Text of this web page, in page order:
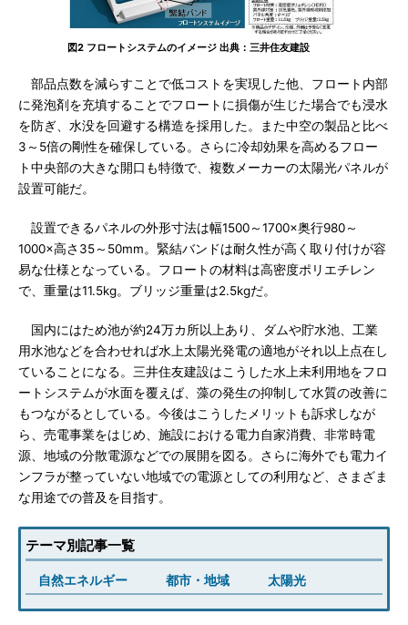
図2 フロートシステムのイメージ 出典：三井住友建設
部品点数を減らすことで低コストを実現した他、フロート内部
に発泡剤を充填することでフロートに損傷が生じた場合でも浸水
を防ぎ、水没を回避する構造を採用した。また中空の製品と比べ
3～5倍の剛性を確保している。さらに冷却効果を高めるフロー
ト中央部の大きな開口も特徴で、複数メーカーの太陽光パネルが
設置可能だ。
設置できるパネルの外形寸法は幅1500～1700×奥行980～
1000×高さ35～50mm。緊結バンドは耐久性が高く取り付けが容
易な仕様となっている。フロートの材料は高密度ポリエチレン
で、重量は11.5kg。ブリッジ重量は2.5kgだ。
国内にはため池が約24万カ所以上あり、ダムや貯水池、工業
用水池などを合わせれば水上太陽光発電の適地がそれ以上点在し
ていることになる。三井住友建設はこうした水上未利用地をフロ
ートシステムが水面を覆えば、藻の発生の抑制して水質の改善に
もつながるとしている。今後はこうしたメリットも訴求しなが
ら、売電事業をはじめ、施設における電力自家消費、非常時電
源、地域の分散電源などでの展開を図る。さらに海外でも電力イ
ンフラが整っていない地域での電源としての利用など、さまざま
な用途での普及を目指す。
テーマ別記事一覧
自然エネルギー 都市・地域 太陽光